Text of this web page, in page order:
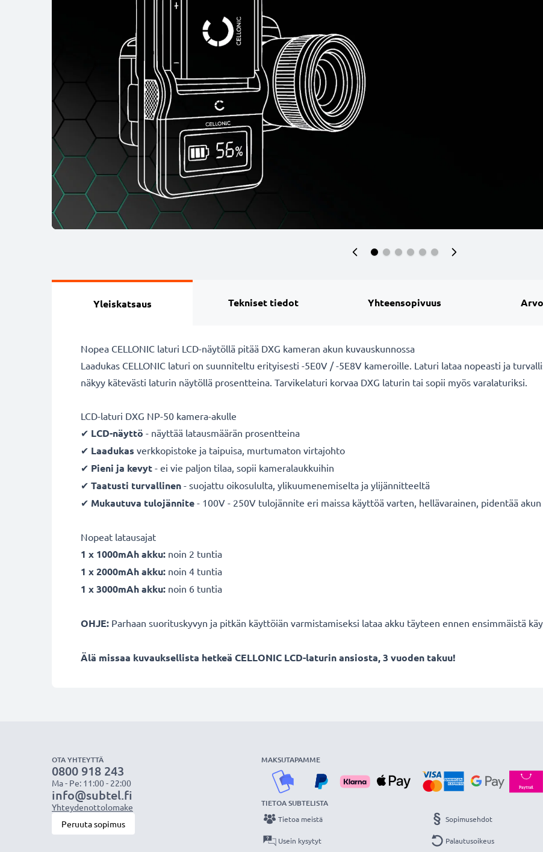
Yleiskatsaus Tekniset tiedot Yhteensopivuus
Nopea CELLONIC laturi LCD-näytöllä pitää DXG kameran akun kuvauskunnossa
Laadukas CELLONIC laturi on suunniteltu erityisesti -5E0V / -5E8V kameroille. Laturi lataa nopeasti ja
näkyy kätevästi laturin näytöllä prosentteina. Tarvikelaturi korvaa DXG laturin tai sopii myös varalaturiksi.
LCD-laturi DXG NP-50 kamera-akulle
✔ LCD-näyttö - näyttää latausmäärän prosentteina
✔ Laadukas verkkopistoke ja taipuisa, murtumaton virtajohto
✔ Pieni ja kevyt - ei vie paljon tilaa, sopii kameralaukkuihin
✔ Taatusti turvallinen - suojattu oikosululta, ylikuumenemiselta ja ylijännitteeltä
✔ Mukautuva tulojännite - 100V - 250V tulojännite eri maissa käyttöä varten, hellävarainen, pidentää
Nopeat latausajat
1 x 1000mAh akku: noin 2 tuntia
1 x 2000mAh akku: noin 4 tuntia
1 x 3000mAh akku: noin 6 tuntia
OHJE: Parhaan suorituskyvyn ja pitkän käyttöiän varmistamiseksi lataa akku täyteen ennen ensimmäistä
Älä missaa kuvauksellista hetkeä CELLONIC LCD-laturin ansiosta, 3 vuoden takuu!
OTA YHTEYTTÄ
0800 918 243
Ma - Pe: 11:00 - 22:00
info@subtel.fi
Yhteydenottolomake
Peruuta sopimus
MAKSUTAPAMME
TIETOA SUBTELISTA
Tietoa meistä
Usein kysytyt
Sopimusehdot
Palautusoikeus